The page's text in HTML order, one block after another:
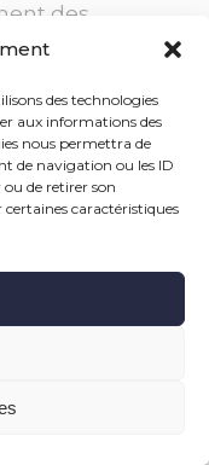
des technologies
aux informations des
nous permettra de
de navigation ou les ID
ou de retirer son
caractéristiques
des
conflits
»
leadership